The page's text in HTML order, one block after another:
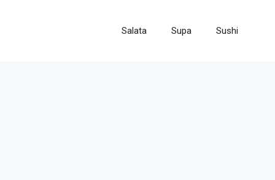
Salata Supa Sushi